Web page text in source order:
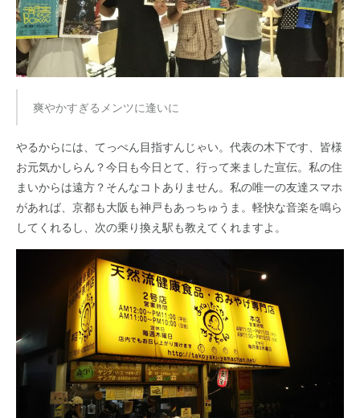
爽やかすぎるメンツに逢いに
やるからには、てっぺん目指すんじゃい。代表の木下です、皆様
お元気かしらん？今日も今日とて、行って来ました宣伝。私の住
まいからは遠方？そんなコトありません。私の唯一の友達スマホ
があれば、京都も大阪も神戸もあっちゅうま。軽快な音楽を鳴ら
してくれるし、次の乗り換え駅も教えてくれますよ。